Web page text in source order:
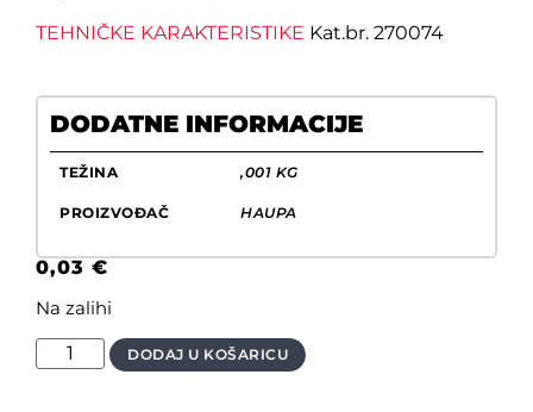
TEHNIČKE KARAKTERISTIKE Kat.br. 270074
DODATNE INFORMACIJE
TEŽINA ,001 KG
PROIZVOĐAČ HAUPA
0,03 €
Na zalihi
DODAJ U KOŠARICU